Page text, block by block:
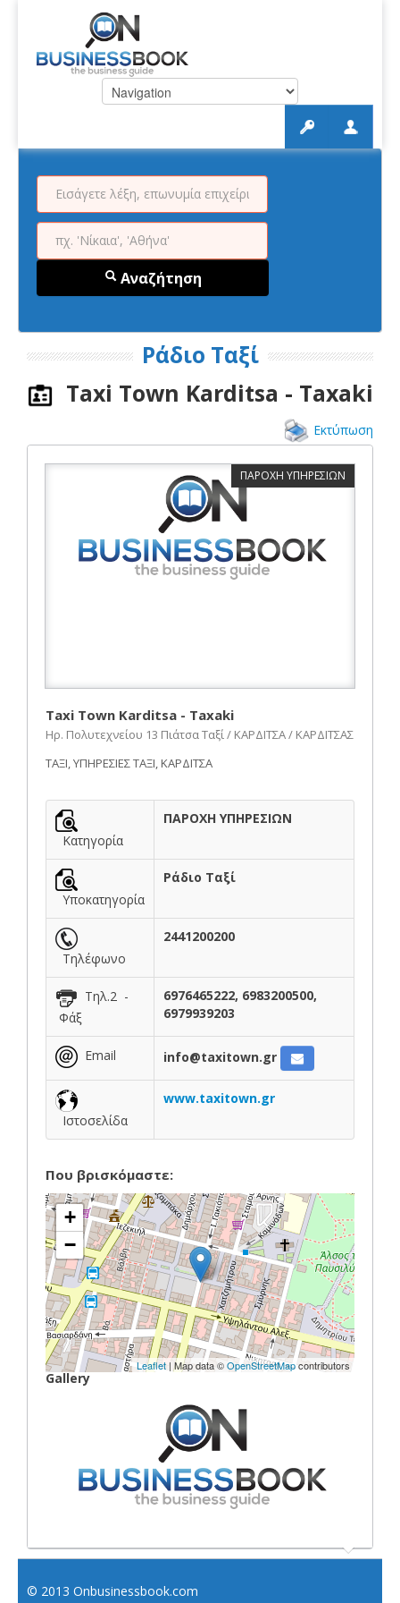
Αναζήτηση
Ράδιο Ταξί
Taxi Town Karditsa - Taxaki
Εκτύπωση
ΠΑΡΟΧΗ ΥΠΗΡΕΣΙΩΝ
Taxi Town Karditsa - Taxaki
Ηρ. Πολυτεχνείου 13 Πιάτσα Ταξί / ΚΑΡΔΙΤΣΑ / ΚΑΡΔΙΤΣΑΣ
ΤΑΞΙ, ΥΠΗΡΕΣΙΕΣ ΤΑΞΙ, ΚΑΡΔΙΤΣΑ
Κατηγορία
ΠΑΡΟΧΗ ΥΠΗΡΕΣΙΩΝ
Υποκατηγορία
Ράδιο Ταξί
Τηλέφωνο
2441200200
Τηλ.2 -
Φάξ
6976465222, 6983200500,
6979939203
Email info@taxitown.gr
Ιστοσελίδα
www.taxitown.gr
Που βρισκόμαστε:
+
−
Leaflet | Map data ©OpenStreetMapcontributors
Gallery
© 2013 Onbusinessbook.com